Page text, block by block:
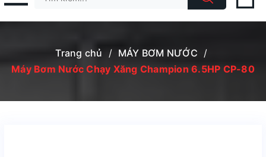
Trang chủ / MÁY BƠM NƯỚC /
Máy Bơm Nước Chạy Xăng Champion 6.5HP CP-80